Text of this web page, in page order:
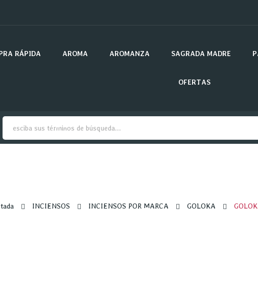
RÁPIDA AROMA AROMANZA SAGRADA MADRE
OFERTAS
INCIENSOS INCIENSOS POR MARCA GOLOKA